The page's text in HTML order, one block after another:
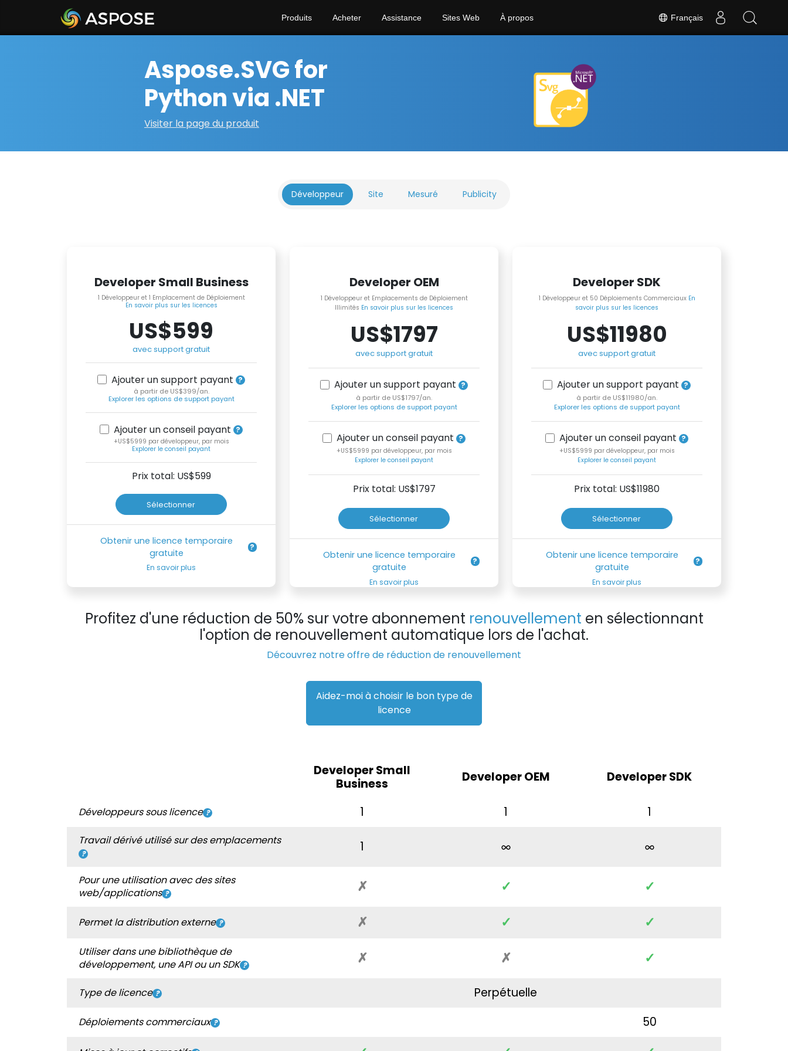
Français
Produits Acheter Assistance Sites Web À propos
Aspose.SVG for
Python via .NET
Visiter la page du produit
Développeur Site Mesuré Publicity
Developer Small Business
1 Développeur et 1 Emplacement de Déploiement
En savoir plus sur les licences
US$599
avec support gratuit
Ajouter un support payant
à partir de US$399/an.
Explorer les options de support payant
Ajouter un conseil payant
+US$5999 par développeur, par mois
Explorer le conseil payant
Prix total: US$599
Sélectionner
Obtenir une licence temporaire
gratuite
En savoir plus
Developer OEM
1 Développeur et Emplacements de Déploiement
Illimités En savoir plus sur les licences
US$1797
avec support gratuit
Ajouter un support payant
à partir de US$1797/an.
Explorer les options de support payant
Ajouter un conseil payant
+US$5999 par développeur, par mois
Explorer le conseil payant
Prix total: US$1797
Sélectionner
Obtenir une licence temporaire
gratuite
En savoir plus
Developer SDK
1 Développeur et 50 Déploiements Commerciaux En
savoir plus sur les licences
US$11980
avec support gratuit
Ajouter un support payant
à partir de US$11980/an.
Explorer les options de support payant
Ajouter un conseil payant
+US$5999 par développeur, par mois
Explorer le conseil payant
Prix total: US$11980
Sélectionner
Obtenir une licence temporaire
gratuite
En savoir plus
Profitez d'une réduction de 50% sur votre abonnement renouvellement en sélectionnant
l'option de renouvellement automatique lors de l'achat.
Découvrez notre offre de réduction de renouvellement
Aidez-moi à choisir le bon type de
licence
Developer Small
Business
Developer OEM Developer SDK
Développeurs sous licence 1 1 1
Travail dérivé utilisé sur des emplacements 1
Pour une utilisation avec des sites
web/applications
✗ ✓ ✓
Permet la distribution externe ✗ ✓ ✓
Utiliser dans une bibliothèque de
développement, une API ou un SDK
✗ ✗ ✓
Type de licence Perpétuelle
Déploiements commerciaux 50